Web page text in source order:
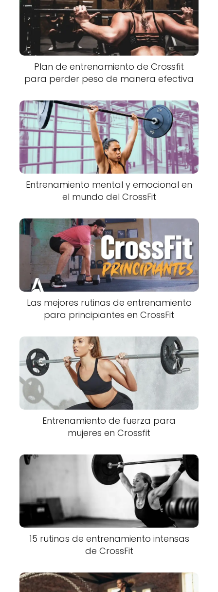
Plan de entrenamiento de Crossfit
para perder peso de manera efectiva
Entrenamiento mental y emocional en
el mundo del CrossFit
Las mejores rutinas de entrenamiento
para principiantes en CrossFit
Entrenamiento de fuerza para
mujeres en Crossfit
15 rutinas de entrenamiento intensas
de CrossFit